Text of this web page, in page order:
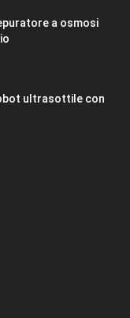
a osmosi
ultrasottile con